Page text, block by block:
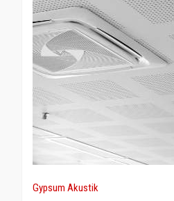
Gypsum Akustik